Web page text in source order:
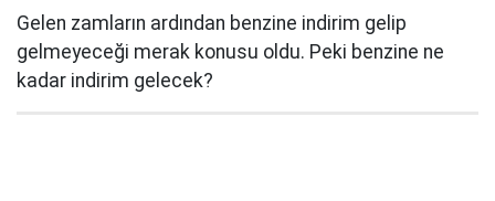
Gelen zamların ardından benzine indirim gelip
gelmeyeceği merak konusu oldu. Peki benzine ne
kadar indirim gelecek?